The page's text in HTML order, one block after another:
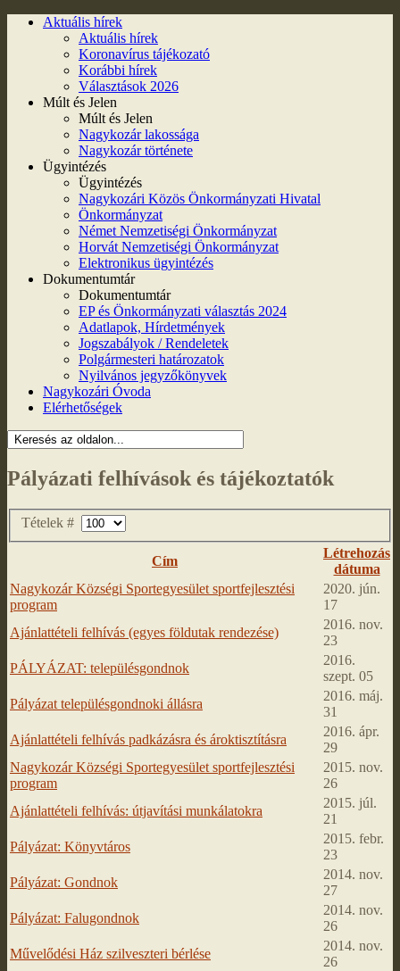
Aktuális hírek
Aktuális hírek
Koronavírus tájékozató
Korábbi hírek
Választások 2026
Múlt és Jelen
Múlt és Jelen
Nagykozár lakossága
Nagykozár története
Ügyintézés
Ügyintézés
Nagykozári Közös Önkormányzati Hivatal
Önkormányzat
Német Nemzetiségi Önkormányzat
Horvát Nemzetiségi Önkormányzat
Elektronikus ügyintézés
Dokumentumtár
Dokumentumtár
EP és Önkormányzati választás 2024
Adatlapok, Hírdetmények
Jogszabályok / Rendeletek
Polgármesteri határozatok
Nyilvános jegyzőkönyvek
Nagykozári Óvoda
Elérhetőségek
Pályázati felhívások és tájékoztatók
Tételek #
Cím
Létrehozás
dátuma
Nagykozár Községi Sportegyesület sportfejlesztési
program
2020. jún.
17
Ajánlattételi felhívás (egyes földutak rendezése)
2016. nov.
23
PÁLYÁZAT: településgondnok
2016.
szept. 05
Pályázat településgondnoki állásra
2016. máj.
31
Ajánlattételi felhívás padkázásra és ároktisztításra
2016. ápr.
29
Nagykozár Községi Sportegyesület sportfejlesztési
program
2015. nov.
26
Ajánlattételi felhívás: útjavítási munkálatokra
2015. júl.
21
Pályázat: Könyvtáros
2015. febr.
23
Pályázat: Gondnok
2014. nov.
27
Pályázat: Falugondnok
2014. nov.
26
Művelődési Ház szilveszteri bérlése
2014. nov.
26